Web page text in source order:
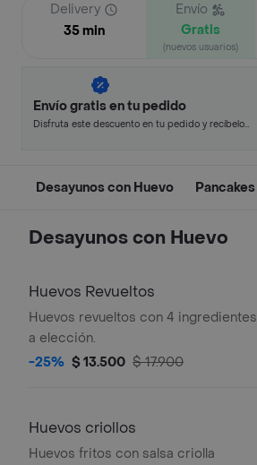
Delivery
35 min
Envío
Gratis
(nuevos usuarios)
Envío gratis en tu pedido
Disfruta este descuento en tu pedido y recíbelo
Desayunos con Huevo Pancakes
Desayunos con Huevo
Huevos Revueltos
Huevos revueltos con 4 ingredientes
a elección.
-25% $ 13.500 $ 17.900
Huevos criollos
Huevos fritos con salsa criolla